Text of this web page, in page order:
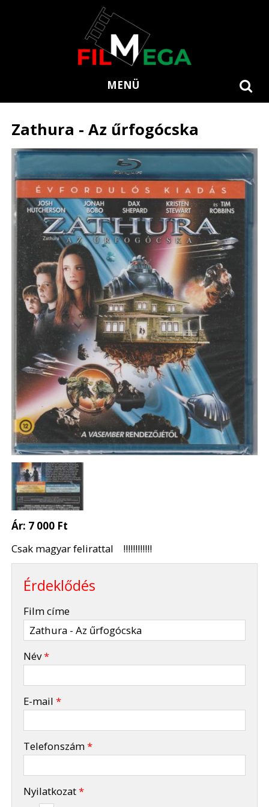
MENÜ
Zathura - Az űrfogócska
Ár: 7 000 Ft
Csak magyar felirattal !!!!!!!!!!!!
Érdeklődés
Film címe
Név*
E-mail*
Telefonszám*
Nyilatkozat*